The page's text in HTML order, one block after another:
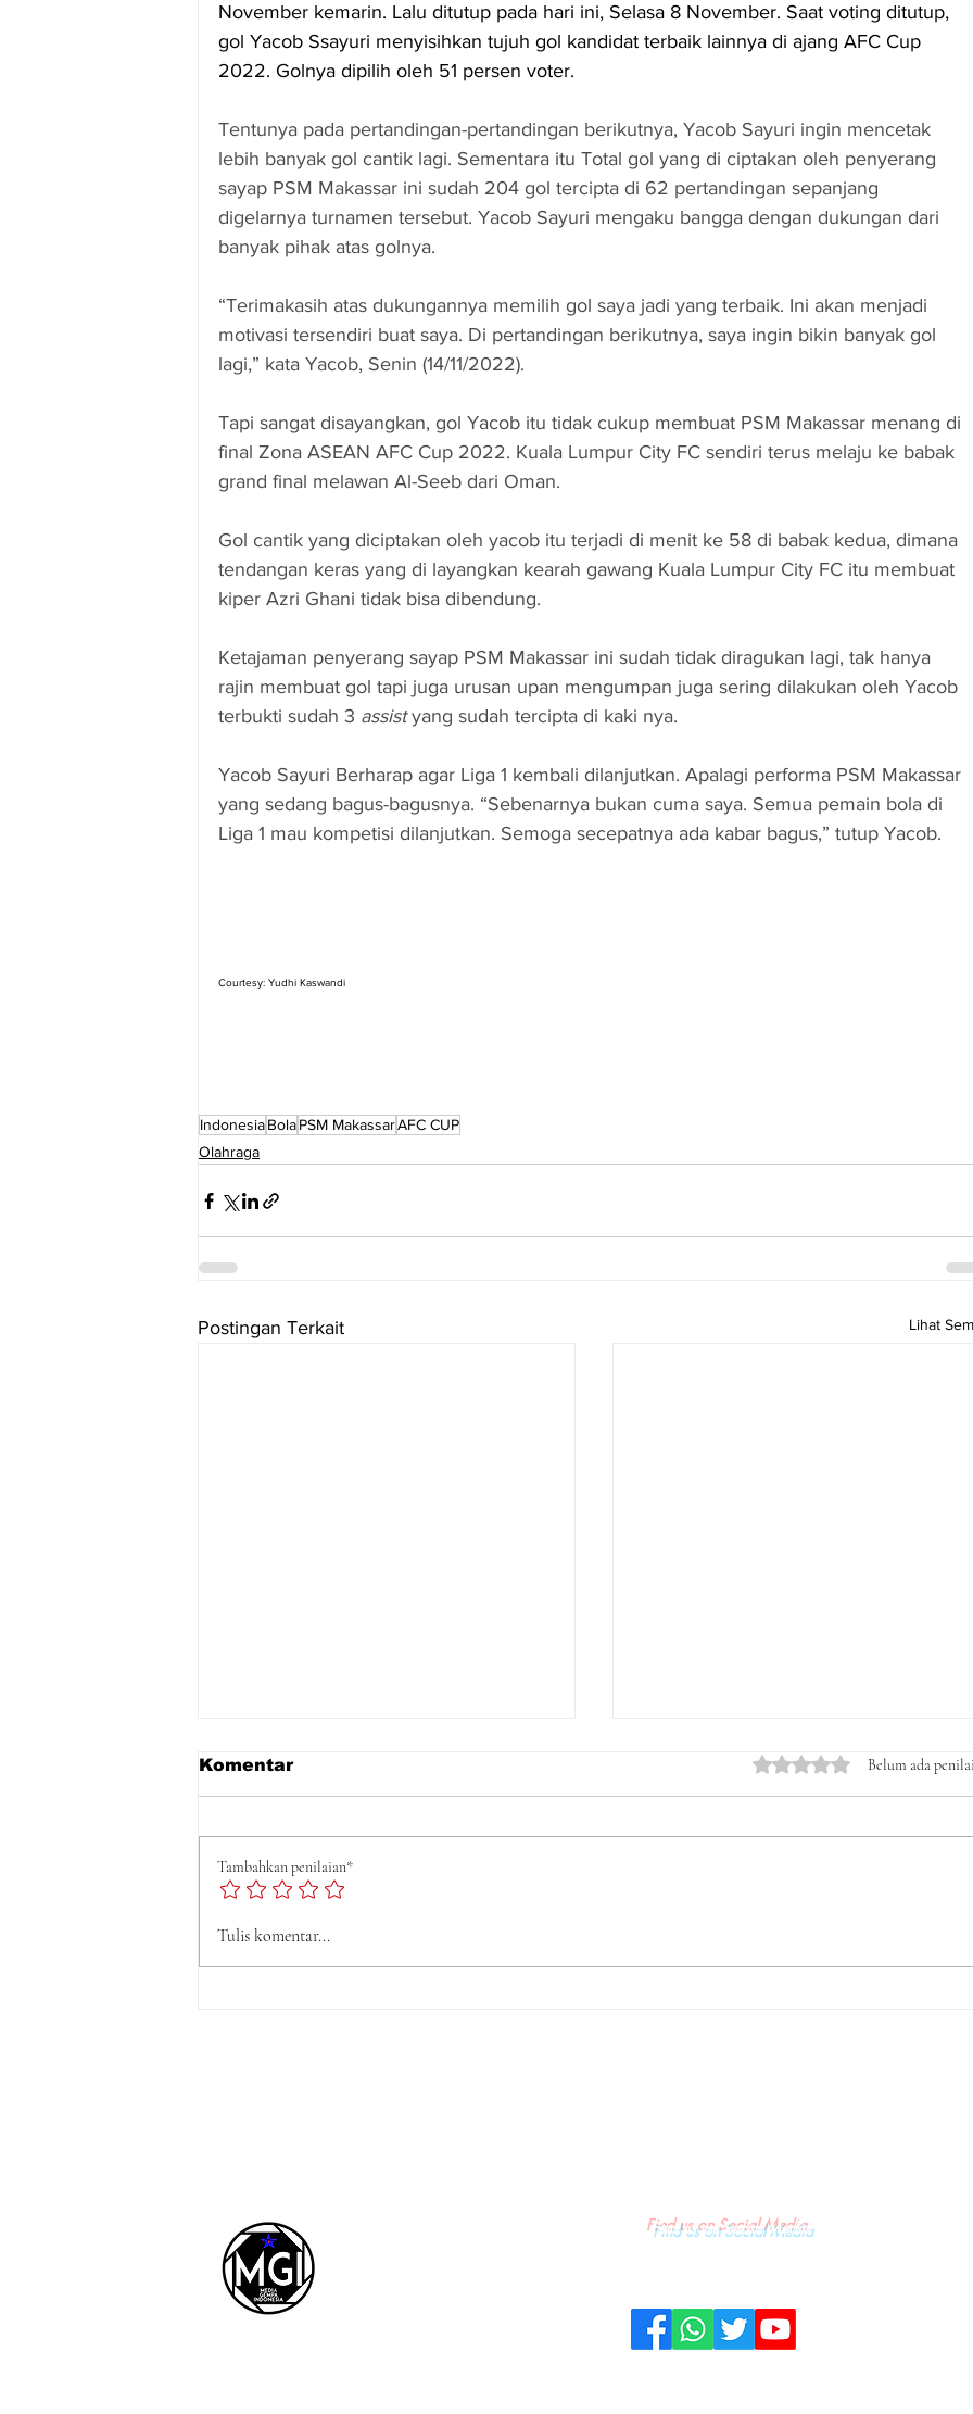
November kemarin. Lalu ditutup pada hari ini, Selasa 8 November. Saat voting ditutup,
gol Yacob Ssayuri menyisihkan tujuh gol kandidat terbaik lainnya di ajang AFC Cup
2022. Golnya dipilih oleh 51 persen voter.
Tentunya pada pertandingan-pertandingan berikutnya, Yacob Sayuri ingin mencetak
lebih banyak gol cantik lagi. Sementara itu Total gol yang di ciptakan oleh penyerang
sayap PSM Makassar ini sudah 204 gol tercipta di 62 pertandingan sepanjang
digelarnya turnamen tersebut. Yacob Sayuri mengaku bangga dengan dukungan dari
banyak pihak atas golnya.
“Terimakasih atas dukungannya memilih gol saya jadi yang terbaik. Ini akan menjadi
motivasi tersendiri buat saya. Di pertandingan berikutnya, saya ingin bikin banyak gol
lagi,” kata Yacob, Senin (14/11/2022).
Tapi sangat disayangkan, gol Yacob itu tidak cukup membuat PSM Makassar menang di
final Zona ASEAN AFC Cup 2022. Kuala Lumpur City FC sendiri terus melaju ke babak
grand final melawan Al-Seeb dari Oman.
Gol cantik yang diciptakan oleh yacob itu terjadi di menit ke 58 di babak kedua, dimana
tendangan keras yang di layangkan kearah gawang Kuala Lumpur City FC itu membuat
kiper Azri Ghani tidak bisa dibendung.
Ketajaman penyerang sayap PSM Makassar ini sudah tidak diragukan lagi, tak hanya
rajin membuat gol tapi juga urusan upan mengumpan juga sering dilakukan oleh Yacob
terbukti sudah 3 assist yang sudah tercipta di kaki nya.
Yacob Sayuri Berharap agar Liga 1 kembali dilanjutkan. Apalagi performa PSM Makassar
yang sedang bagus-bagusnya. “Sebenarnya bukan cuma saya. Semua pemain bola di
Liga 1 mau kompetisi dilanjutkan. Semoga secepatnya ada kabar bagus,” tutup Yacob.
Courtesy: Yudhi Kaswandi
IndonesiaBolaPSM MakassarAFC CUP
Olahraga
Postingan Terkait Lihat
Turnamen Badminton
Malino Banjir Riders Dalam
Komentar Dinilai 0 dari 5 bintang.
Belum ada
Tambahkan penilaian*
Tulis komentar...
Find us on Social Media